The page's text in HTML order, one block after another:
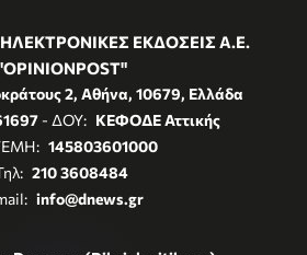
ΕΚΔΟΣΕΙΣ Α.Ε.
2, Αθήνα, 10679, Ελλάδα
- ΔΟΥ: ΚΕΦΟΔΕ Αττικής
145803601000
210 3608484
info@dnews.gr